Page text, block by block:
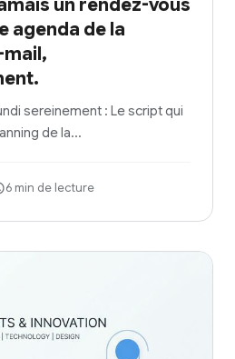
un rendez-vous
agenda de la
sereinement : Le script qui
de la…
6 min de lecture